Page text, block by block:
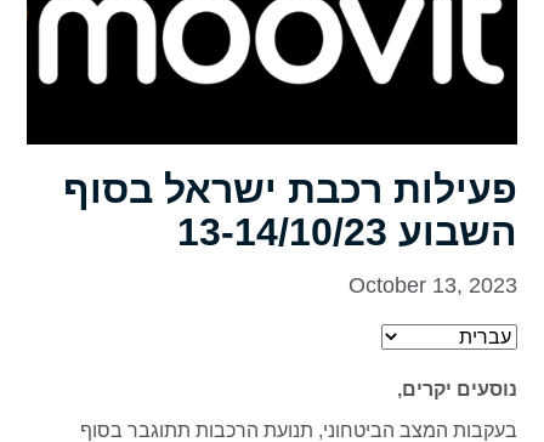
פעילות רכבת ישראל בסוף
השבוע 13-14/10/23
October 13, 2023
נוסעים יקרים,
בעקבות המצב הביטחוני, תנועת הרכבות תתוגבר בסוף